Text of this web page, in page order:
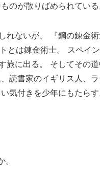
のが散りばめられている
れないが、 『鋼の錬金
とは錬金術士。 スペイ
旅に出る。 そしてその
読書家のイギリス人、ラ
気付きを少年にもたらす